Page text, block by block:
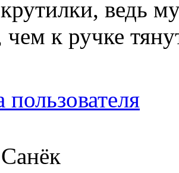
ведь
чем к ручке
Санёк